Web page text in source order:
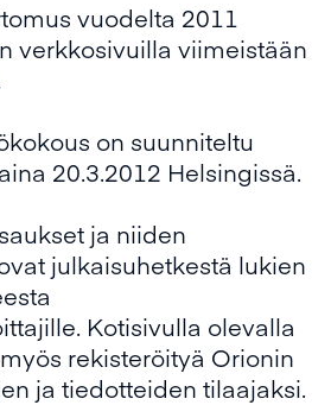
vuodelta 2011
verkkosivuilla viimeistään
on suunniteltu
20.3.2012 Helsingissä.
ja niiden
julkaisuhetkestä lukien
Kotisivulla olevalla
rekisteröityä Orionin
ja tiedotteiden tilaajaksi.